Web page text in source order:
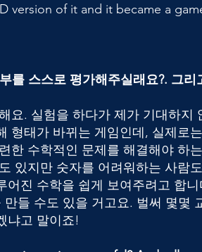
version of it and it became a
를 스스로 평가해주실래요?. 그
요. 실험을 하다가 제가 기대하
형태가 바뀌는 게임인데, 실제로
한 수학적인 문제를 해결해야 하
있지만 숫자를 어려워하는 사람
어진 수학을 쉽게 보여주려고 합
들 수도 있을 거고요. 벌써 몇몇
냐고 말이죠!